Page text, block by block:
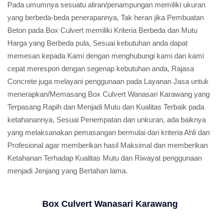
Pada umumnya sesuatu aliran/penampungan memiliki ukuran
yang berbeda-beda penerapannya, Tak heran jika Pembuatan
Beton pada Box Culvert memiliki Kriteria Berbeda dan Mutu
Harga yang Berbeda pula, Sesuai kebutuhan anda dapat
memesan kepada Kami dengan menghubungi kami dan kami
cepat merespon dengan segenap kebutuhan anda, Rajasa
Concrete juga melayani penggunaan pada Layanan Jasa untuk
menerapkan/Memasang Box Culvert Wanasari Karawang yang
Terpasang Rapih dan Menjadi Mutu dan Kualitas Terbaik pada
ketahanannya, Sesuai Penempatan dan unkuran, ada baiknya
yang melaksanakan pemasangan bermulai dari kriteria Ahli dan
Profesional agar memberikan hasil Maksimal dan memberikan
Ketahanan Terhadap Kualitas Mutu dan Riwayat penggunaan
menjadi Jenjang yang Bertahan lama.
Box Culvert Wanasari Karawang